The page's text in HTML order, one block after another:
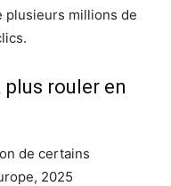
plusieurs millions de
rouler en
de certains
2025